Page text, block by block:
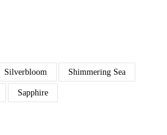
Silverbloom Shimmering Sea
Sapphire